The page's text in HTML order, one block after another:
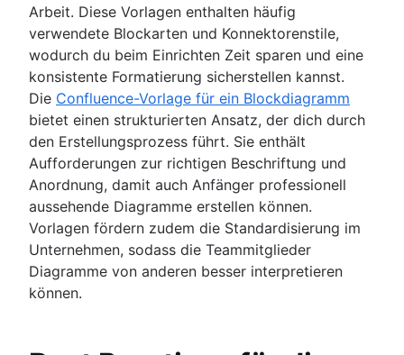
Arbeit. Diese Vorlagen enthalten häufig
verwendete Blockarten und Konnektorenstile,
wodurch du beim Einrichten Zeit sparen und eine
konsistente Formatierung sicherstellen kannst.
Die Confluence-Vorlage für ein Blockdiagramm
bietet einen strukturierten Ansatz, der dich durch
den Erstellungsprozess führt. Sie enthält
Aufforderungen zur richtigen Beschriftung und
Anordnung, damit auch Anfänger professionell
aussehende Diagramme erstellen können.
Vorlagen fördern zudem die Standardisierung im
Unternehmen, sodass die Teammitglieder
Diagramme von anderen besser interpretieren
können.